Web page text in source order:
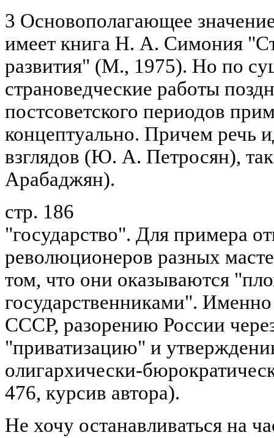
3 Основополагающее
имеет книга Н. А. Симония
развития" (М., 1975). Но по
страноведческие работы
постсоветского периодов
концептуально. Причем речь
взглядов (Ю. А. Петросян),
Арабаджян).
стр. 186
"государство". Для примера
революционеров разных
том, что они оказываются
государственниками".
СССР, разорению России
"приватизацию" и
олигархически-
476, курсив автора).
Не хочу останавливаться на